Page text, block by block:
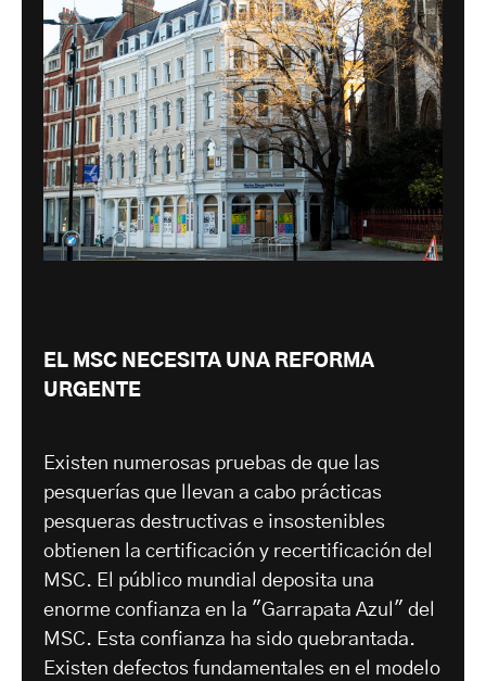
EL MSC NECESITA UNA REFORMA
URGENTE
Existen numerosas pruebas de que las
pesquerías que llevan a cabo prácticas
pesqueras destructivas e insostenibles
obtienen la certificación y recertificación del
MSC. El público mundial deposita una
enorme confianza en la "Garrapata Azul" del
MSC. Esta confianza ha sido quebrantada.
Existen defectos fundamentales en el modelo